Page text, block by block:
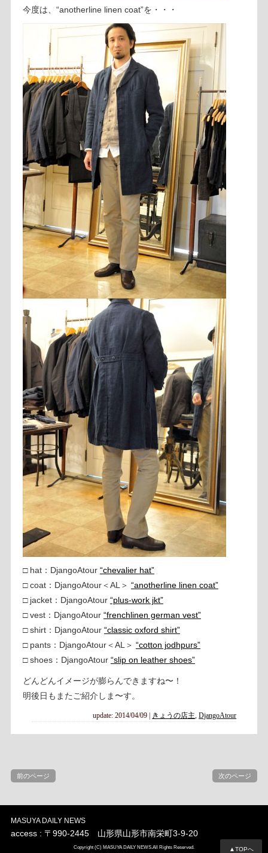
▲TOPへ
今度は、“anotherline linen coat”を・・・
□ hat：DjangoAtour “chevalier hat”
□ coat：DjangoAtour＜AL＞ “anotherline linen coat”
□ jacket：DjangoAtour “plus-work jkt”
□ vest：DjangoAtour “frenchlinen german vest”
□ shirt：DjangoAtour “classic oxford shirt”
□ pants：DjangoAtour＜AL＞ “cotton jodhpurs”
□ shoes：DjangoAtour “slip on leather shoes”
どんどんイメージが膨らんできますね〜！
明後日もまたご紹介しま〜す。
update: 2014/04/09 | きょうの店主 ,DjangoAtour
前のページ 次のページ
MASUYA DAILY NEWS
access : 〒990-2445 山形県山形市南栄町3-9-20
Copyright (C) MASUYA DAILY NEWS.All Rights Reserved.